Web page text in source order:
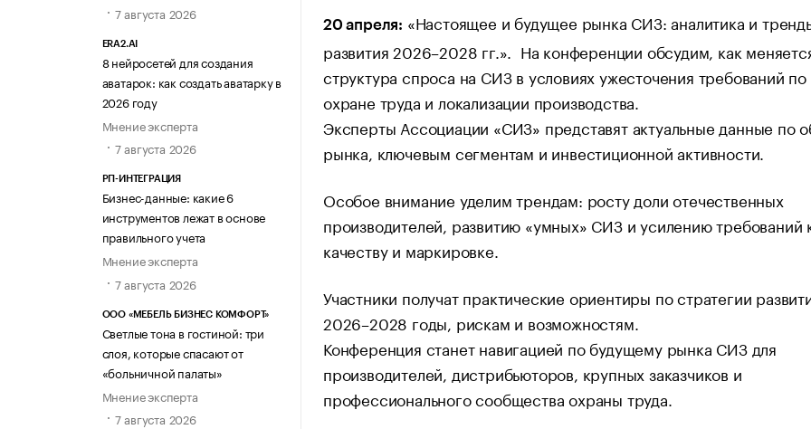
7 августа 2026
ERA2.AI
8 нейросетей для создания
аватарок: как создать аватарку в
2026 году
Мнение эксперта
7 августа 2026
РП-ИНТЕГРАЦИЯ
Бизнес-данные: какие 6
инструментов лежат в основе
правильного учета
Мнение эксперта
7 августа 2026
ООО «МЕБЕЛЬ БИЗНЕС КОМФОРТ»
Светлые тона в гостиной: три
слоя, которые спасают от
«больничной палаты»
Мнение эксперта
7 августа 2026
20 апреля: «Настоящее и будущее рынка СИЗ: аналитика и
развития 2026–2028 гг.». На конференции обсудим, как
структура спроса на СИЗ в условиях ужесточения требований по
охране труда и локализации производства.
Эксперты Ассоциации «СИЗ» представят актуальные данные по
рынка, ключевым сегментам и инвестиционной активности.
Особое внимание уделим трендам: росту доли отечественных
производителей, развитию «умных» СИЗ и усилению требований
качеству и маркировке.
Участники получат практические ориентиры по стратегии
2026–2028 годы, рискам и возможностям.
Конференция станет навигацией по будущему рынка СИЗ для
производителей, дистрибьюторов, крупных заказчиков и
профессионального сообщества охраны труда.